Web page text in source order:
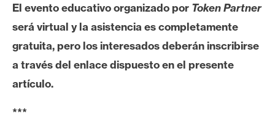
i
t
c
o
i
n
El evento educativo organizado por Token Partner
será virtual y la asistencia es completamente
gratuita, pero los interesados deberán inscribirse
a través del enlace dispuesto en el presente
artículo.
***